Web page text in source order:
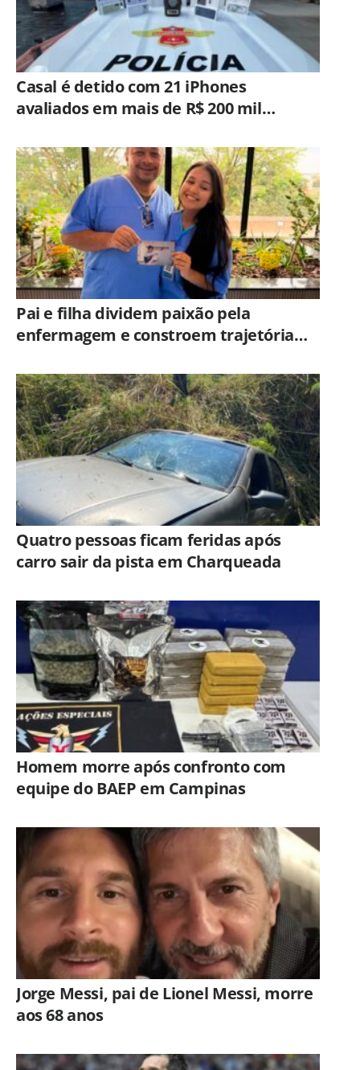
Casal é detido com 21 iPhones
avaliados em mais de R$ 200 mil
Campinas
Pai e filha dividem paixão pela
enfermagem e constroem trajetória
Americana
Quatro pessoas ficam feridas após
carro sair da pista em Charqueada
Homem morre após confronto com
equipe do BAEP em Campinas
Jorge Messi, pai de Lionel Messi, morre
aos 68 anos